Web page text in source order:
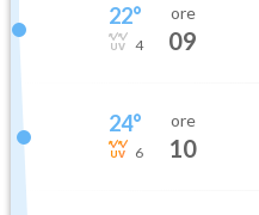
22°
4
ore
09
24°
6
ore
10